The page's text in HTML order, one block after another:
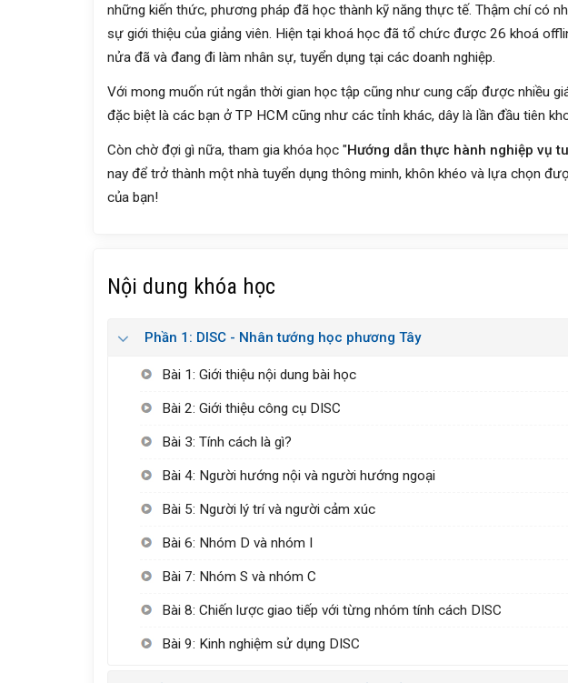
những kiến thức, phương pháp đã học thành kỹ năng thực tế. Thậm chí có
sự giới thiệu của giảng viên. Hiện tại khoá học đã tổ chức được 26 khoá
nửa đã và đang đi làm nhân sự, tuyển dụng tại các doanh nghiệp.
Với mong muốn rút ngắn thời gian học tập cũng như cung cấp được nhiều
đặc biệt là các bạn ở TP HCM cũng như các tỉnh khác, dây là lần đầu tiên
Còn chờ đợi gì nữa, tham gia khóa học "Hướng dẫn thực hành nghiệp vụ
nay để trở thành một nhà tuyển dụng thông minh, khôn khéo và lựa chọn
của bạn!
Nội dung khóa học
Phần 1: DISC - Nhân tướng học phương Tây
Bài 1: Giới thiệu nội dung bài học
Bài 2: Giới thiệu công cụ DISC
Bài 3: Tính cách là gì?
Bài 4: Người hướng nội và người hướng ngoại
Bài 5: Người lý trí và người cảm xúc
Bài 6: Nhóm D và nhóm I
Bài 7: Nhóm S và nhóm C
Bài 8: Chiến lược giao tiếp với từng nhóm tính cách DISC
Bài 9: Kinh nghiệm sử dụng DISC